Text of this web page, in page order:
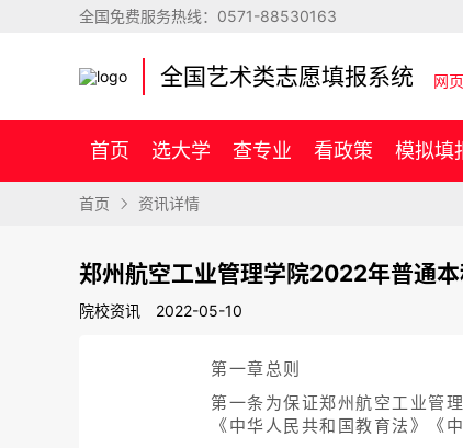
全国免费服务热线： 0571-88530163
全国艺术类志愿填报系统 网
首页 选大学 查专业 看政策 模拟填
首页 资讯详情
郑州航空工业管理学院2022年普通
院校资讯 2022-05-10
第一章总则
第一条为保证郑州航空工业管
《中华人民共和国教育法》《